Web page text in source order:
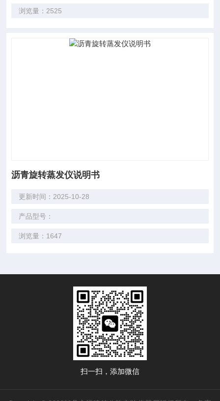
浏览量：2525
沥青旋转蒸发仪说明书
更新时间：2025-10-28
产品型号：
浏览量：1647
扫一扫，添加微信